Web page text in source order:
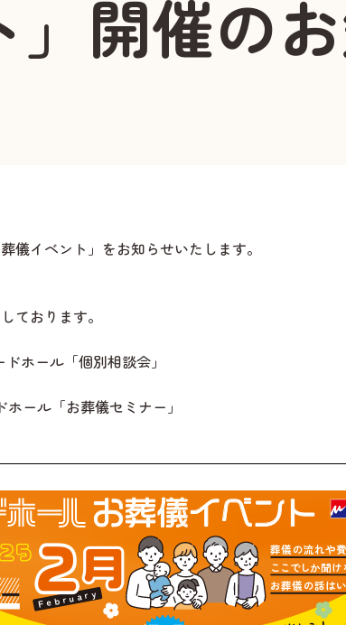
」開催の
儀イベント」をお知らせいたします。
ております。
ホール「個別相談会」
ール「お葬儀セミナー」